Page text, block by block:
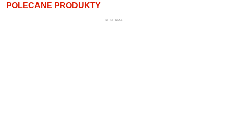
POLECANE PRODUKTY
REKLAMA